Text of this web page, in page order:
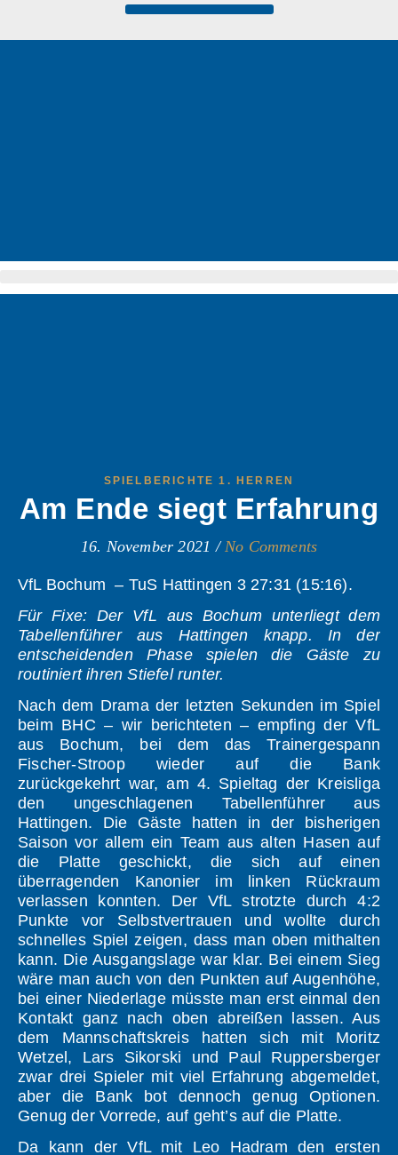
SPIELBERICHTE 1. HERREN
Am Ende siegt Erfahrung
16. November 2021 / No Comments
VfL Bochum – TuS Hattingen 3 27:31 (15:16).
Für Fixe: Der VfL aus Bochum unterliegt dem
Tabellenführer aus Hattingen knapp. In der
entscheidenden Phase spielen die Gäste zu
routiniert ihren Stiefel runter.
Nach dem Drama der letzten Sekunden im Spiel
beim BHC – wir berichteten – empfing der VfL
aus Bochum, bei dem das Trainergespann
Fischer-Stroop wieder auf die Bank
zurückgekehrt war, am 4. Spieltag der Kreisliga
den ungeschlagenen Tabellenführer aus
Hattingen. Die Gäste hatten in der bisherigen
Saison vor allem ein Team aus alten Hasen auf
die Platte geschickt, die sich auf einen
überragenden Kanonier im linken Rückraum
verlassen konnten. Der VfL strotzte durch 4:2
Punkte vor Selbstvertrauen und wollte durch
schnelles Spiel zeigen, dass man oben mithalten
kann. Die Ausgangslage war klar. Bei einem Sieg
wäre man auch von den Punkten auf Augenhöhe,
bei einer Niederlage müsste man erst einmal den
Kontakt ganz nach oben abreißen lassen. Aus
dem Mannschaftskreis hatten sich mit Moritz
Wetzel, Lars Sikorski und Paul Ruppersberger
zwar drei Spieler mit viel Erfahrung abgemeldet,
aber die Bank bot dennoch genug Optionen.
Genug der Vorrede, auf geht’s auf die Platte.
Da kann der VfL mit Leo Hadram den ersten